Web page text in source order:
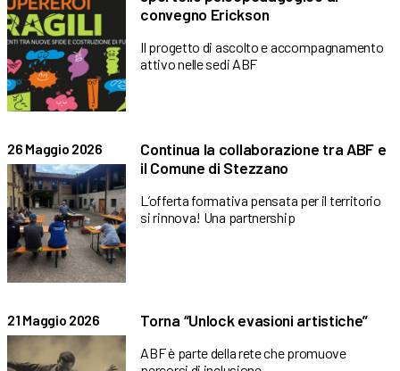
convegno Erickson
Il progetto di ascolto e accompagnamento
attivo nelle sedi ABF
26 Maggio 2026
Continua la collaborazione tra ABF e
il Comune di Stezzano
L’offerta formativa pensata per il territorio
si rinnova! Una partnership
21 Maggio 2026 Torna “Unlock evasioni artistiche”
ABF è parte della rete che promuove